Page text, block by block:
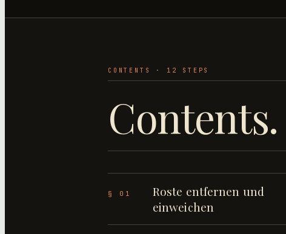
CONTENTS · 12 STEP S
Contents.
§ 01
Roste entfernen und
einweichen